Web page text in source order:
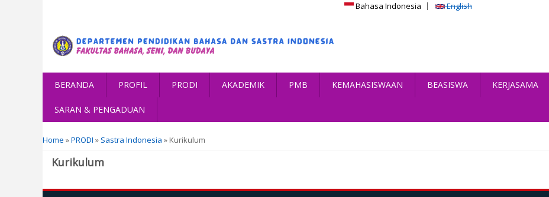
Bahasa Indonesia English
BERANDA PROFIL PRODI AKADEMIK PMB KEMAHASISWAAN BEASISWA KERJASAMA
SARAN & PENGADUAN
You are here
Home »PRODI » Sastra Indonesia » Kurikulum
Kurikulum